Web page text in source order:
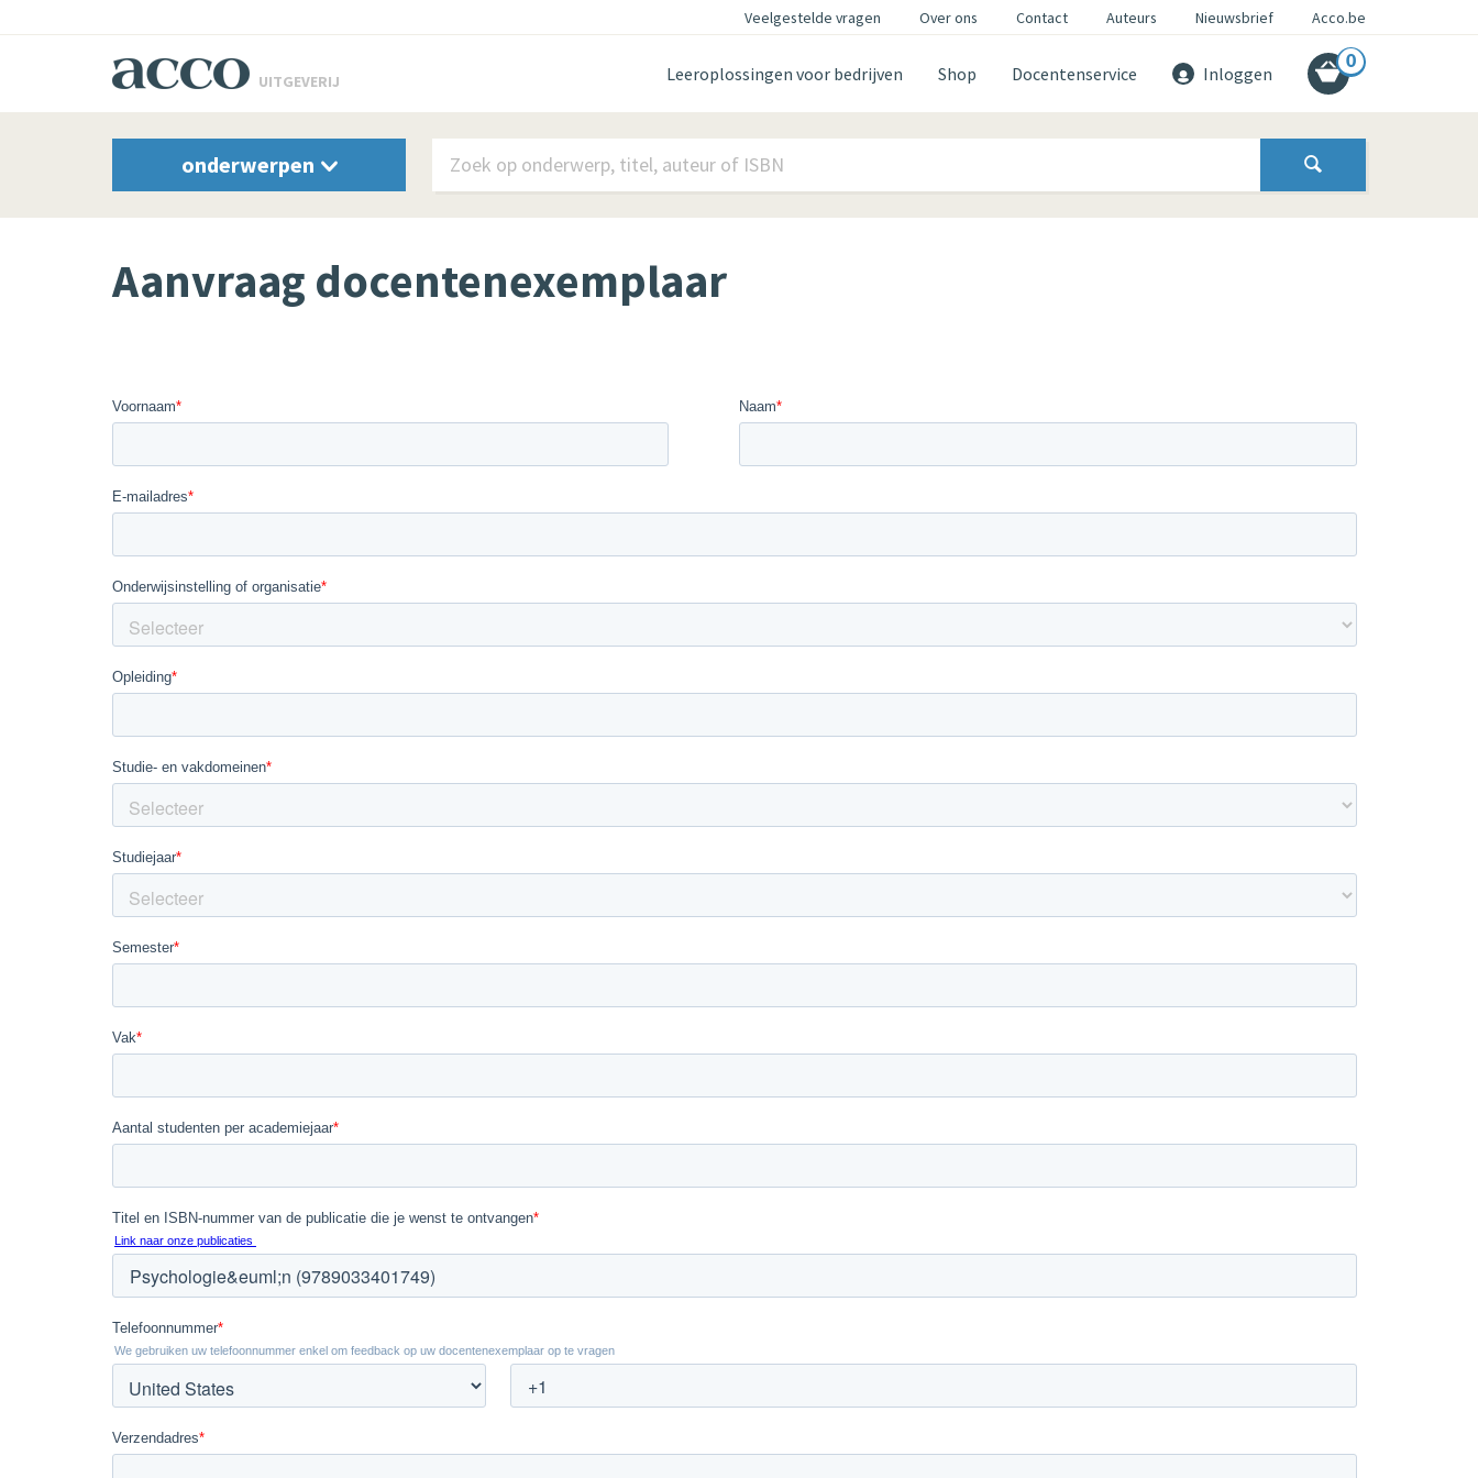
Veelgestelde vragen Over ons Contact Auteurs Nieuwsbrief Acco.be
UITGEVERIJ Leeroplossingen voor bedrijven Shop Docentenservice Inloggen
0
onderwerpen
Aanvraag docentenexemplaar